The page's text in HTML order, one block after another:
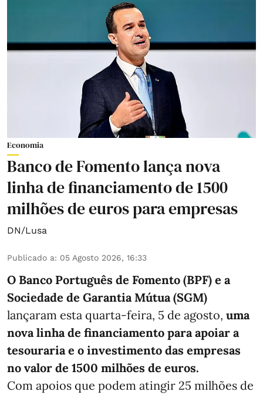
Economia
Banco de Fomento lança nova
linha de financiamento de 1500
milhões de euros para empresas
DN/Lusa
Publicado a: 05 Agosto 2026, 16:33
O Banco Português de Fomento (BPF) e a
Sociedade de Garantia Mútua (SGM)
lançaram esta quarta-feira, 5 de agosto, uma
nova linha de financiamento para apoiar a
tesouraria e o investimento das empresas
no valor de 1500 milhões de euros.
Com apoios que podem atingir 25 milhões de